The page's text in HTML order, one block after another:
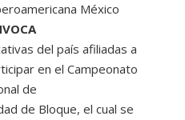
México
del país afiliadas a
en el Campeonato
de
de Bloque, el cual se